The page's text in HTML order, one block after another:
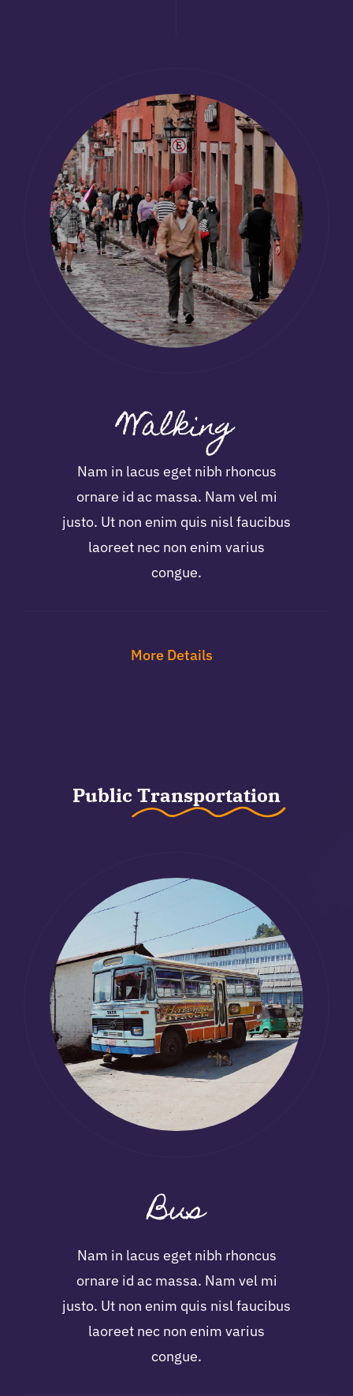
Walking
Nam in lacus eget nibh rhoncus
ornare id ac massa. Nam vel mi
justo. Ut non enim quis nisl faucibus
laoreet nec non enim varius
congue.
More Details
Public Transportation
Bus
Nam in lacus eget nibh rhoncus
ornare id ac massa. Nam vel mi
justo. Ut non enim quis nisl faucibus
laoreet nec non enim varius
congue.